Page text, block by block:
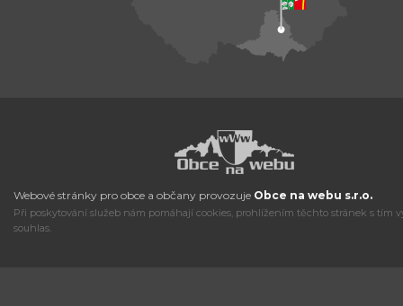
Webové stránky pro obce a občany provozuje Obce na webu s.r.o.
Při poskytování služeb nám pomáhají cookies, prohlížením těchto stránek s tím
souhlas.